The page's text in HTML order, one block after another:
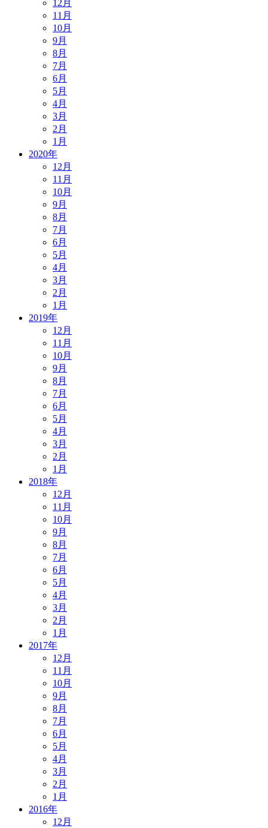
12月
11月
10月
9月
8月
7月
6月
5月
4月
3月
2月
1月
2020年
12月
11月
10月
9月
8月
7月
6月
5月
4月
3月
2月
1月
2019年
12月
11月
10月
9月
8月
7月
6月
5月
4月
3月
2月
1月
2018年
12月
11月
10月
9月
8月
7月
6月
5月
4月
3月
2月
1月
2017年
12月
11月
10月
9月
8月
7月
6月
5月
4月
3月
2月
1月
2016年
12月